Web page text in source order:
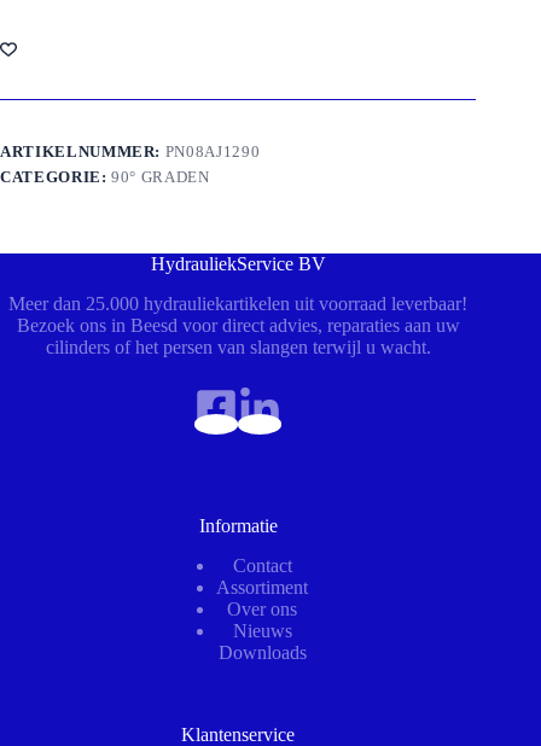
ARTIKELNUMMER: PN08AJ1290
CATEGORIE:90° GRADEN
HydrauliekService BV
Meer dan 25.000 hydrauliekartikelen uit voorraad leverbaar!
Bezoek ons in Beesd voor direct advies, reparaties aan uw
cilinders of het persen van slangen terwijl u wacht.
Informatie
Contact
Assortiment
Over ons
Nieuws
Downloads
Klantenservice